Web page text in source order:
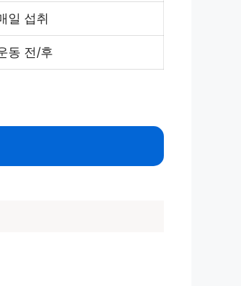
일 섭취
동 전/후